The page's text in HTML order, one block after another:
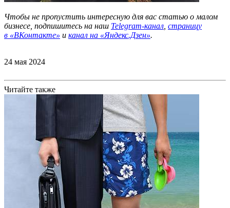
Чтобы не пропустить интересную для вас статью о малом
бизнесе, подпишитесь на наш Telegram-канал страницу
в «ВКонтакте» и канал на «Яндекс.Дзен».
24 мая 2024
Читайте также